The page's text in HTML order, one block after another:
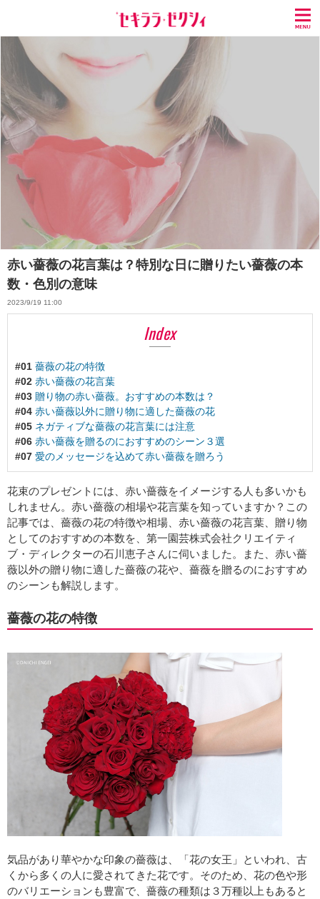
赤い薔薇の花言葉は？特別な日に贈りたい薔薇の本
数・色別の意味
2023/9/19 11:00
Index
#01 薔薇の花の特徴
#02 赤い薔薇の花言葉
#03 贈り物の赤い薔薇。おすすめの本数は？
#04 赤い薔薇以外に贈り物に適した薔薇の花
#05 ネガティブな薔薇の花言葉には注意
#06 赤い薔薇を贈るのにおすすめのシーン３選
#07 愛のメッセージを込めて赤い薔薇を贈ろう
花束のプレゼントには、赤い薔薇をイメージする人も多いかも
しれません。赤い薔薇の相場や花言葉を知っていますか？この
記事では、薔薇の花の特徴や相場、赤い薔薇の花言葉、贈り物
としてのおすすめの本数を、第一園芸株式会社クリエイティ
ブ・ディレクターの石川恵子さんに伺いました。また、赤い薔
薇以外の贈り物に適した薔薇の花や、薔薇を贈るのにおすすめ
のシーンも解説します。
薔薇の花の特徴
気品があり華やかな印象の薔薇は、「花の女王」といわれ、古
くから多くの人に愛されてきた花です。そのため、花の色や形
のバリエーションも豊富で、薔薇の種類は３万種以上もあると